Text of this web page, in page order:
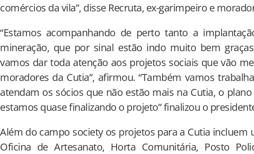
comércios da vila”, disse Recruta, ex-garimpeiro e
“Estamos acompanhando de perto tanto a
mineração, que por sinal estão indo muito bem
vamos dar toda atenção aos projetos sociais que vão
moradores da Cutia”, afirmou. “Também vamos
atendam os sócios que não estão mais na Cutia, o
estamos quase finalizando o projeto” finalizou o
Além do campo society os projetos para a Cutia incluem
Oficina de Artesanato, Horta Comunitária, Posto